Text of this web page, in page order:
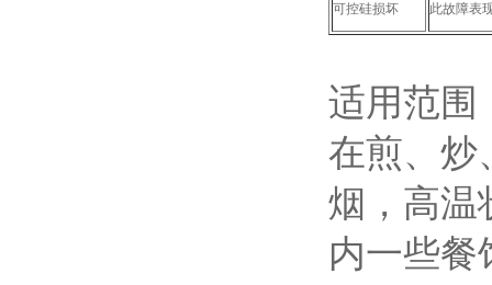
可控硅损坏 此故障表
适用范围
在煎、炒
烟，高温
内一些餐